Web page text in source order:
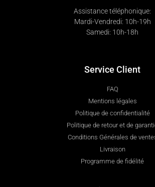
Assistance téléphonique:
Mardi-Vendredi: 10h-19h
Samedi: 10h-18h
Service Client
FAQ
Mentions légales
Politique de confidentialité
Politique de retour et de
Conditions Générales de
Livraison
Programme de fidélité